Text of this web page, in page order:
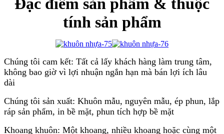
Đặc điểm sản phẩm & thuộc
tính sản phẩm
Chúng tôi cam kết: Tất cả lấy khách hàng làm trung tâm,
không bao giờ vì lợi nhuận ngắn hạn mà bán lợi ích lâu
dài
Chúng tôi sản xuất: Khuôn mẫu, nguyên mẫu, ép phun, lắp
ráp sản phẩm, in bề mặt, phun tích hợp bề mặt
Khoang khuôn: Một khoang, nhiều khoang hoặc cùng một